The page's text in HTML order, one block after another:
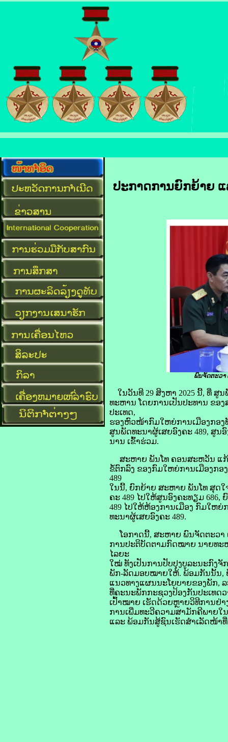
ປະກາດການຍົກຍ້າຍ
ພົນຈັດຕະວາ
ໃນວັນທີ 29 ສິງຫາ 2025 ນີ້, ທີ່
ທະຫານ ໂດຍການເປັນປະທານ ຂອ
ປະເທດ,
ຮອງຫົວໜ້າກົມໃຫຍ່ການເມືອງກອ
ສູນພັດທະນາຜູ້ເສຍອົງຄະ 489, ສູນ
ນານ ເຂົ້າຮ່ວມ.
ສະຫາຍ ພັນໂທ ຄອນສະຫວັນ ແກ້
ຂໍ້ຕົກລົງ ຂອງກົມໃຫຍ່ການເມືອງກ
489
ໃນນີ້, ຍົກຍ້າຍ ສະຫາຍ ພັນໂທ ສຸດ
ຄະ 489 ໄປໃຫ້ສູນອົງຄະທຽມ
489 ໄປໃຫ້ຫ້ອງການເມືອງ ກົມໃຫ
ທະນາຜູ້ເສຍອົງຄະ 489.
ໂອກາດນີ້, ສະຫາຍ ພົນຈັດຕະວາ
ການປະຕິບັດຕາມກົດໝາຍ ນາຍທະ
ໄລຍະ
ໃໝ່ ທັງເປັນການປັບປຸງບູລະນະກົງ
ພັກ-ລັດມອບໝາຍໃຫ້. ພ້ອມກັນນັ້ນ
ແນວທາງແຜນນະໂຍບາຍຂອງພັກ,
ທີ່ຄະນະພັກກະຊວງປ້ອງກັນປະເທດ
ເປົ້າໝາຍ ເຮັດດ້ວຍຫຼາຍວິທີການຢ່
ການເພີ່ມທະວີຄວາມສາມັກຄີພາຍ
ແລະ ພ້ອມກັນສູ້ຊົນເຮັດສຳເລັດໜ້າ